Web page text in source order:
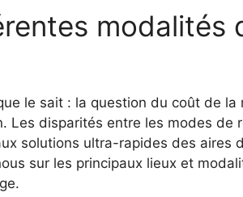
modalités
le sait : la question du coût de
Les disparités entre les modes
solutions ultra-rapides des aires
sur les principaux lieux et